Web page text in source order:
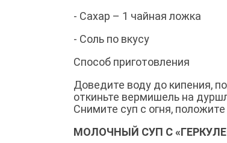
- Сахар – 1 чайная ложка
- Соль по вкусу
Способ приготовления
Доведите воду до кипения,
откиньте вермишель на
Снимите суп с огня,
МОЛОЧНЫЙ СУП С